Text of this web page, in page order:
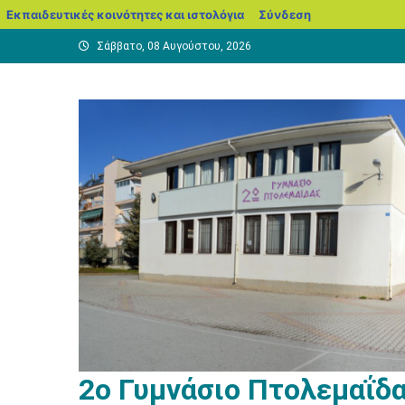
Εκπαιδευτικές κοινότητες και ιστολόγια blogs.sch.gr
Σύνδεση
Μεταπηδήστε
στο
Σάββατο, 08 Αυγούστου, 2026
2ο Γυμνάσιο